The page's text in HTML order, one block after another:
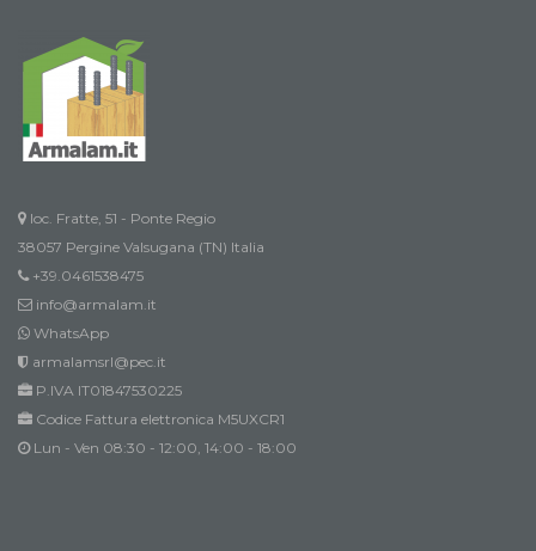
loc. Fratte, 51 - Ponte Regio
38057 Pergine Valsugana (TN) Italia
+39.0461538475
info@armalam.it
WhatsApp
armalamsrl@pec.it
P.IVA IT01847530225
Codice Fattura elettronica M5UXCR1
Lun - Ven 08:30 - 12:00, 14:00 - 18:00